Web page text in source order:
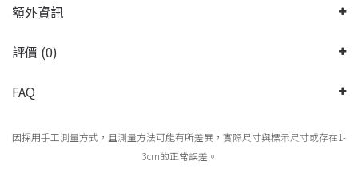
額外資訊
評價 (0)
FAQ
因採用手工測量方式，且測量方法可能有所差異，實際尺寸與標示尺寸或存在1-
3cm的正常誤差。